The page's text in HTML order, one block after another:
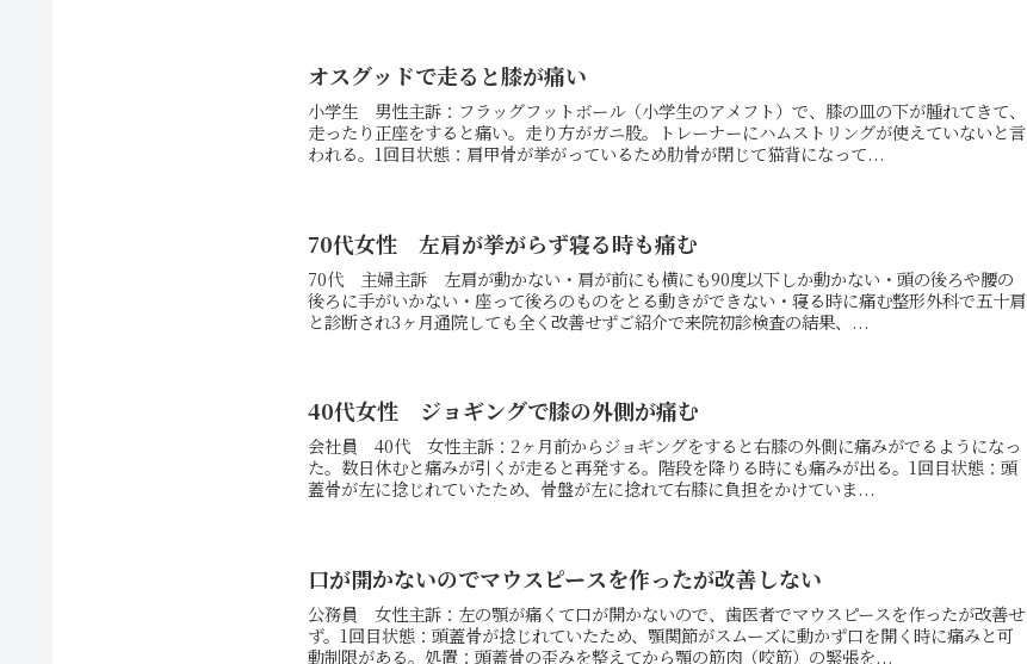
オスグッドで走ると膝が痛い
小学生 男性主訴：フラッグフットボール（小学生のアメフト）で、膝の皿の下が腫れてきて、
走ったり正座をすると痛い。走り方がガニ股。トレーナーにハムストリングが使えていないと言
われる。1回目状態：肩甲骨が挙がっているため肋骨が閉じて猫背になって...
70代女性 左肩が挙がらず寝る時も痛む
70代 主婦主訴 左肩が動かない・肩が前にも横にも90度以下しか動かない・頭の後ろや腰の
後ろに手がいかない・座って後ろのものをとる動きができない・寝る時に痛む整形外科で五十肩
と診断され3ヶ月通院しても全く改善せずご紹介で来院初診検査の結果、...
40代女性 ジョギングで膝の外側が痛む
会社員 40代 女性主訴：2ヶ月前からジョギングをすると右膝の外側に痛みがでるようになっ
た。数日休むと痛みが引くが走ると再発する。階段を降りる時にも痛みが出る。1回目状態：頭
蓋骨が左に捻じれていたため、骨盤が左に捻れて右膝に負担をかけていま...
口が開かないのでマウスピースを作ったが改善しない
公務員 女性主訴：左の顎が痛くて口が開かないので、歯医者でマウスピースを作ったが改善せ
ず。1回目状態：頭蓋骨が捻じれていたため、顎関節がスムーズに動かず口を開く時に痛みと可
動制限がある。処置：頭蓋骨の歪みを整えてから顎の筋肉（咬筋）の緊張を...